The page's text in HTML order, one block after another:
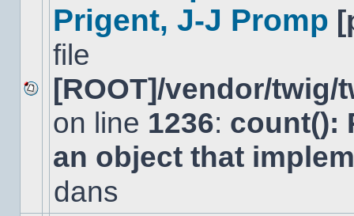
Aucun
nouveau
message
sujet.
Prigent, J-J Promp
file
[ROOT]/vendor/
on line 1236: count():
an object that
dans